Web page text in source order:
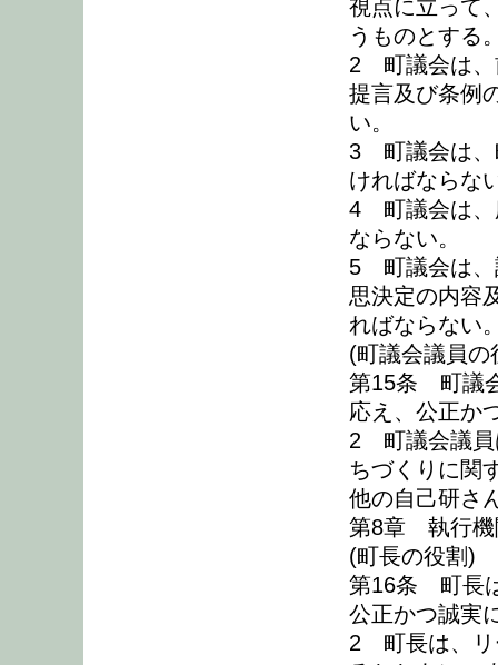
視点に立って
うものとする
2 町議会は、
提言及び条例
い。
3 町議会は、
ければならな
4 町議会は、
ならない。
5 町議会は、
思決定の内容
ればならない
(町議会議員の
第15条 町議
応え、公正か
2 町議会議員
ちづくりに関
他の自己研さ
第8章 執行機
(町長の役割)
第16条 町長
公正かつ誠実
2 町長は、リ